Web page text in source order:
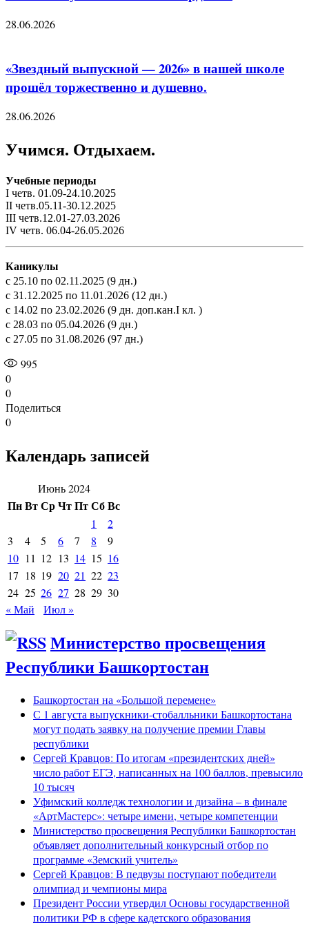
28.06.2026
«Звездный выпускной — 2026» в нашей школе
прошёл торжественно и душевно.
28.06.2026
Учимся. Отдыхаем.
Учебные периоды
I четв. 01.09-24.10.2025
II четв.05.11-30.12.2025
III четв.12.01-27.03.2026
IV четв. 06.04-26.05.2026
Каникулы
с 25.10 по 02.11.2025 (9 дн.)
с 31.12.2025 по 11.01.2026 (12 дн.)
с 14.02 по 23.02.2026 (9 дн. доп.кан.I кл. )
с 28.03 по 05.04.2026 (9 дн.)
с 27.05 по 31.08.2026 (97 дн.)
995
0
0
Поделиться
0
Календарь записей
Июнь 2024
ПнВтСрЧтПтСбВс
1
2
3
4 5 6 7 8
9
10 11 12 13 14 15 16
17 18 19 20 21 22 23
24 25 26 27 28 29 30
« Май
Июл »
Министерство просвещения
Республики Башкортостан
Башкортостан на «Большой перемене»
С 1 августа выпускники-стобалльники Башкортостана
могут подать заявку на получение премии Главы
республики
Сергей Кравцов: По итогам «президентских дней»
число работ ЕГЭ, написанных на 100 баллов, превысило
10 тысяч
Уфимский колледж технологии и дизайна – в финале
«АртМастерс»: четыре имени, четыре компетенции
Министерство просвещения Республики Башкортостан
объявляет дополнительный конкурсный отбор по
программе «Земский учитель»
Сергей Кравцов: В педвузы поступают победители
олимпиад и чемпионы мира
Президент России утвердил Основы государственной
политики РФ в сфере кадетского образования